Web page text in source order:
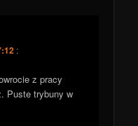
:
z pracy
Puste trybuny w